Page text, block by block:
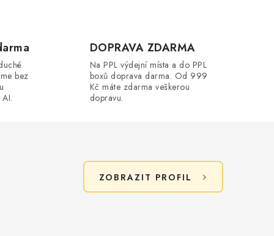
bez
DOPRAVA ZDARMA
Na PPL výdejní místa a do PPL
boxů doprava darma. Od 999
Kč máte zdarma veškerou
dopravu.
ZOBRAZIT PROFIL